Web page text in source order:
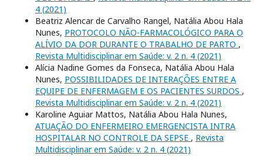
4 (2021)
Beatriz Alencar de Carvalho Rangel, Natália Abou Hala
Nunes, PROTOCOLO NÃO-FARMACOLÓGICO PARA O
ALÍVIO DA DOR DURANTE O TRABALHO DE PARTO ,
Revista Multidisciplinar em Saúde: v. 2 n. 4 (2021)
Alícia Nadine Gomes da Fonseca, Natália Abou Hala
Nunes, POSSIBILIDADES DE INTERAÇÕES ENTRE A
EQUIPE DE ENFERMAGEM E OS PACIENTES SURDOS ,
Revista Multidisciplinar em Saúde: v. 2 n. 4 (2021)
Karoline Aguiar Mattos, Natália Abou Hala Nunes,
ATUAÇÃO DO ENFERMEIRO EMERGENCISTA INTRA
HOSPITALAR NO CONTROLE DA SEPSE , Revista
Multidisciplinar em Saúde: v. 2 n. 4 (2021)